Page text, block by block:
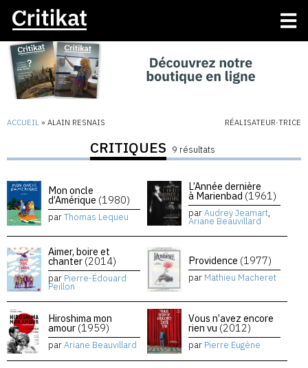
ACCUEIL » ALAIN RESNAIS RÉALISATEUR·TRICE
CRITIQUES 9 résultats
Mon oncle
d’Amérique (1980)
parThomas Lequeu
L’Année dernière
à Marienbad (1961)
parAudrey Jeamart,
Ariane Beauvillard
Aimer, boire et
chanter (2014)
par Pierre-Édouard
Peillon
Providence (1977)
par Mathieu Macheret
Hiroshima mon
amour (1959)
parAriane Beauvillard
Vous n’avez encore
rien vu (2012)
par Pierre Eugène